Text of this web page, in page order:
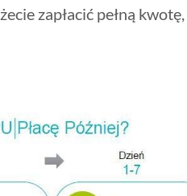
zapłacić pełną